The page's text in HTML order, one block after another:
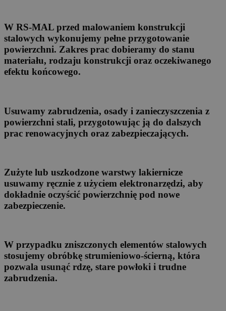
W RS-MAL przed malowaniem konstrukcji
stalowych wykonujemy pełne przygotowanie
powierzchni. Zakres prac dobieramy do stanu
materiału, rodzaju konstrukcji oraz oczekiwanego
efektu końcowego.
Usuwamy zabrudzenia, osady i zanieczyszczenia z
powierzchni stali, przygotowując ją do dalszych
prac renowacyjnych oraz zabezpieczających.
Zużyte lub uszkodzone warstwy lakiernicze
usuwamy ręcznie z użyciem elektronarzędzi, aby
dokładnie oczyścić powierzchnię pod nowe
zabezpieczenie.
W przypadku zniszczonych elementów stalowych
stosujemy obróbkę strumieniowo-ścierną, która
pozwala usunąć rdzę, stare powłoki i trudne
zabrudzenia.